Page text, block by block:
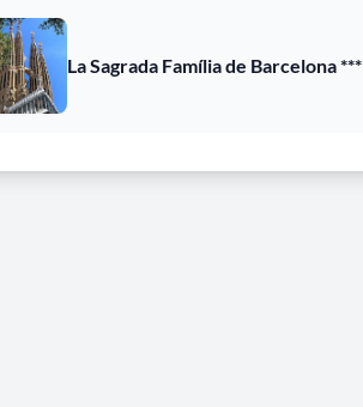
La Sagrada Família de Barcelona ***